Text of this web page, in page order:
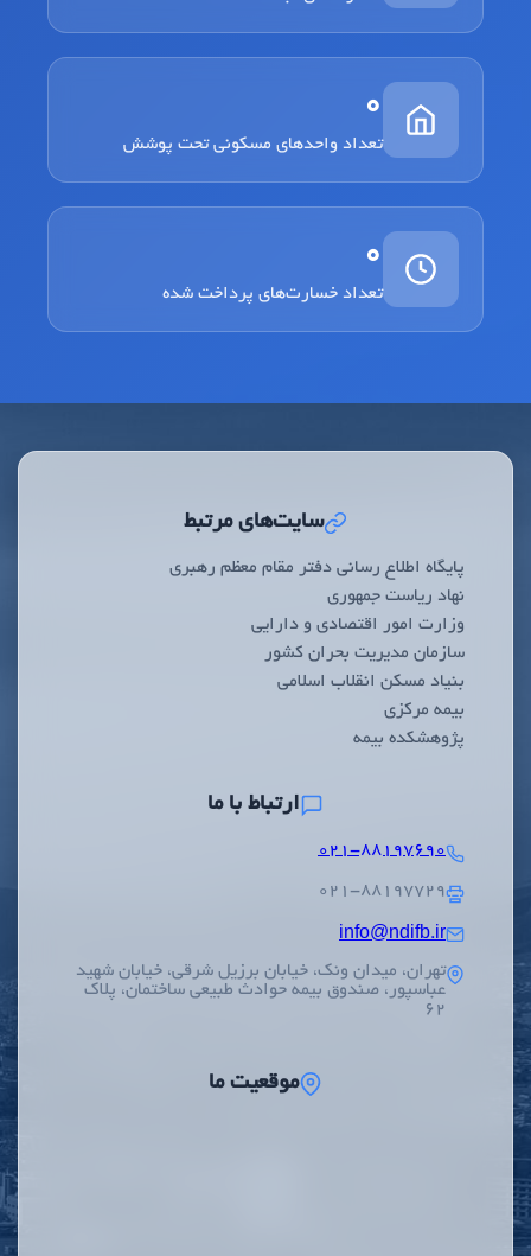
0
تعداد واحدهای مسکونی تحت پوشش
0
تعداد خسارت‌های پرداخت شده
سایت‌های مرتبط
پایگاه اطلاع رسانی دفتر مقام معظم رهبری
نهاد ریاست جمهوری
وزارت امور اقتصادی و دارایی
سازمان مدیریت بحران کشور
بنیاد مسکن انقلاب اسلامی
بیمه مرکزی
پژوهشکده بیمه
ارتباط با ما
۰۲۱-۸۸۱۹۷۶۹۰
۰۲۱-۸۸۱۹۷۷۲۹
info@ndifb.ir
تهران، میدان ونک، خیابان برزیل شرقی، خیابان شهید
عباسپور، صندوق بیمه حوادث طبیعی ساختمان، پلاک
62
موقعیت ما